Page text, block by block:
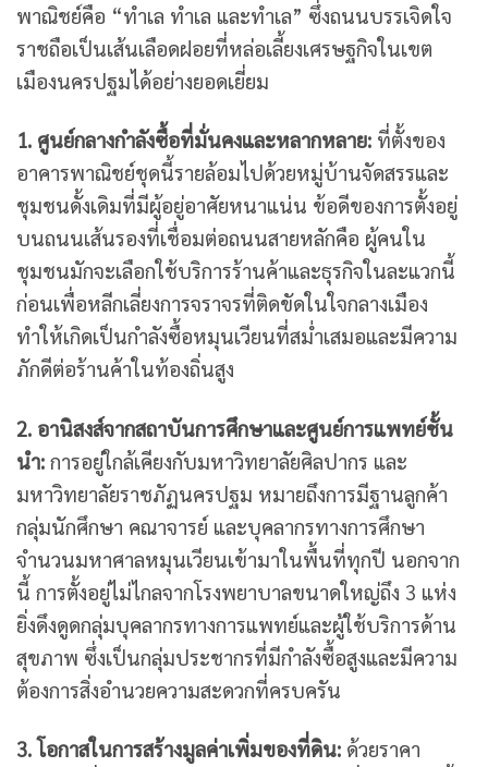
พาณิชย์คือ “ทำเล ทำเล และทำเล” ซึ่งถนนบรรเจิดใจ
ราชถือเป็นเส้นเลือดฝอยที่หล่อเลี้ยงเศรษฐกิจในเขต
เมืองนครปฐมได้อย่างยอดเยี่ยม
1. ศูนย์กลางกำลังซื้อที่มั่นคงและหลากหลาย: ที่ตั้งของ
อาคารพาณิชย์ชุดนี้รายล้อมไปด้วยหมู่บ้านจัดสรรและ
ชุมชนดั้งเดิมที่มีผู้อยู่อาศัยหนาแน่น ข้อดีของการตั้งอยู่
บนถนนเส้นรองที่เชื่อมต่อถนนสายหลักคือ ผู้คนใน
ชุมชนมักจะเลือกใช้บริการร้านค้าและธุรกิจในละแวกนี้
ก่อนเพื่อหลีกเลี่ยงการจราจรที่ติดขัดในใจกลางเมือง
ทำให้เกิดเป็นกำลังซื้อหมุนเวียนที่สม่ำเสมอและมีความ
ภักดีต่อร้านค้าในท้องถิ่นสูง
2. อานิสงส์จากสถาบันการศึกษาและศูนย์การแพทย์ชั้น
นำ: การอยู่ใกล้เคียงกับมหาวิทยาลัยศิลปากร และ
มหาวิทยาลัยราชภัฏนครปฐม หมายถึงการมีฐานลูกค้า
กลุ่มนักศึกษา คณาจารย์ และบุคลากรทางการศึกษา
จำนวนมหาศาลหมุนเวียนเข้ามาในพื้นที่ทุกปี นอกจาก
นี้ การตั้งอยู่ไม่ไกลจากโรงพยาบาลขนาดใหญ่ถึง 3 แห่ง
ยิ่งดึงดูดกลุ่มบุคลากรทางการแพทย์และผู้ใช้บริการด้าน
สุขภาพ ซึ่งเป็นกลุ่มประชากรที่มีกำลังซื้อสูงและมีความ
ต้องการสิ่งอำนวยความสะดวกที่ครบครัน
3. โอกาสในการสร้างมูลค่าเพิ่มของที่ดิน: ด้วยราคา